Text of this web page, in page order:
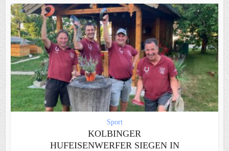
Sport
KOLBINGER
HUFEISENWERFER SIEGEN IN